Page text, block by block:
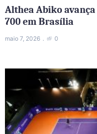
Althea Abiko
700 em Brasília
maio 7, 2026 0